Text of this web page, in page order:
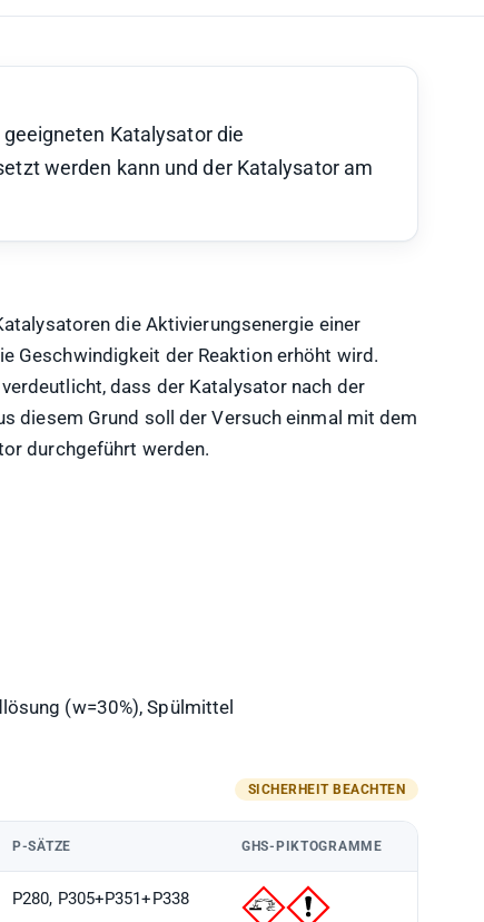
Katalysator die
werden kann und der Katalysator am
die Aktivierungsenergie einer
Geschwindigkeit der Reaktion erhöht wird.
dass der Katalysator nach der
diesem Grund soll der Versuch einmal mit dem
durchgeführt werden.
(w=30%), Spülmittel
P-SÄTZE GHS-PIKTOGRAMME
P280, P305+P351+P338